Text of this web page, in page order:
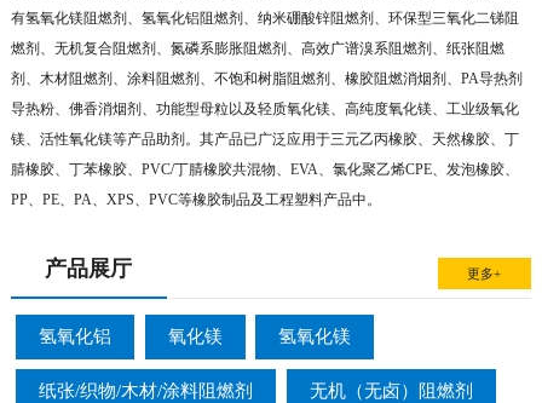
有氢氧化镁阻燃剂、氢氧化铝阻燃剂、纳米硼酸锌阻燃剂、环保型三氧化二锑阻
燃剂、无机复合阻燃剂、氮磷系膨胀阻燃剂、高效广谱溴系阻燃剂、纸张阻燃
剂、木材阻燃剂、涂料阻燃剂、不饱和树脂阻燃剂、橡胶阻燃消烟剂、PA导热剂
导热粉、佛香消烟剂、功能型母粒以及轻质氧化镁、高纯度氧化镁、工业级氧化
镁、活性氧化镁等产品助剂。其产品已广泛应用于三元乙丙橡胶、天然橡胶、丁
腈橡胶、丁苯橡胶、PVC/丁腈橡胶共混物、EVA、氯化聚乙烯CPE、发泡橡胶、
PP、PE、PA、XPS、PVC等橡胶制品及工程塑料产品中。
产品展厅 更多+
氢氧化铝 氧化镁 氢氧化镁
纸张/织物/木材/涂料阻燃剂 无机（无卤）阻燃剂